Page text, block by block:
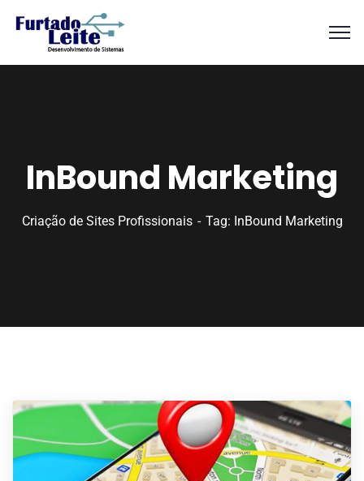
InBound Marketing
Criação de Sites Profissionais Tag: InBound Marketing